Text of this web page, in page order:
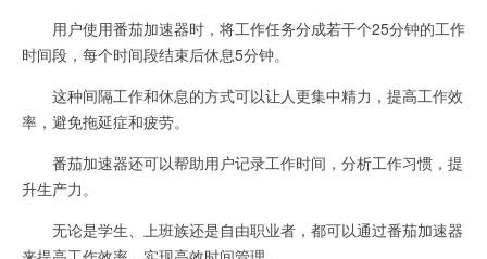
用户使用番茄加速器时，将工作任务分成若干个25分钟的工作
时间段，每个时间段结束后休息5分钟。
这种间隔工作和休息的方式可以让人更集中精力，提高工作效
率，避免拖延症和疲劳。
番茄加速器还可以帮助用户记录工作时间，分析工作习惯，提
升生产力。
无论是学生、上班族还是自由职业者，都可以通过番茄加速器